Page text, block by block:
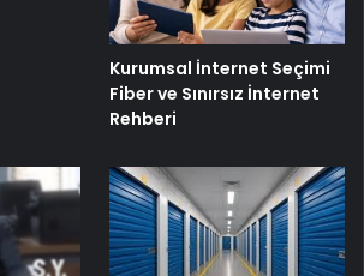
Kurumsal İnternet Seçimi
Fiber ve Sınırsız İnternet
Rehberi